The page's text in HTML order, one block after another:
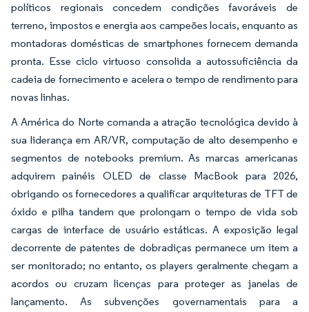
políticos regionais concedem condições favoráveis de
terreno, impostos e energia aos campeões locais, enquanto as
montadoras domésticas de smartphones fornecem demanda
pronta. Esse ciclo virtuoso consolida a autossuficiência da
cadeia de fornecimento e acelera o tempo de rendimento para
novas linhas.
A América do Norte comanda a atração tecnológica devido à
sua liderança em AR/VR, computação de alto desempenho e
segmentos de notebooks premium. As marcas americanas
adquirem painéis OLED de classe MacBook para 2026,
obrigando os fornecedores a qualificar arquiteturas de TFT de
óxido e pilha tandem que prolongam o tempo de vida sob
cargas de interface de usuário estáticas. A exposição legal
decorrente de patentes de dobradiças permanece um item a
ser monitorado; no entanto, os players geralmente chegam a
acordos ou cruzam licenças para proteger as janelas de
lançamento. As subvenções governamentais para a